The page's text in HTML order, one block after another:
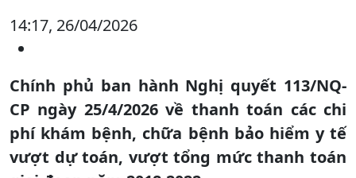
14:17, 26/04/2026
Chính phủ ban hành Nghị quyết 113/NQ-
CP ngày 25/4/2026 về thanh toán các chi
phí khám bệnh, chữa bệnh bảo hiểm y tế
vượt dự toán, vượt tổng mức thanh toán